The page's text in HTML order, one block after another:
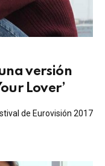
versión
Lover’
de Eurovisión 2017